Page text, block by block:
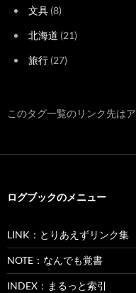
文具 (8)
北海道 (21)
旅行 (27)
このタグ一覧のリンク先は
ログブックのメニュー
LINK：とりあえずリンク集
NOTE：なんでも覚書
INDEX：まるっと索引